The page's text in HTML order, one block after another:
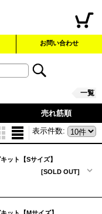
お問い合わせ
一覧
売れ筋順
表示件数:
ット【Sサイズ】
[SOLD OUT]